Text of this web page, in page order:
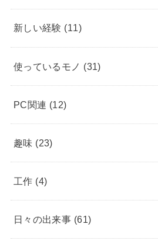
新しい経験 (11)
使っているモノ (31)
PC関連 (12)
趣味 (23)
工作 (4)
日々の出来事 (61)